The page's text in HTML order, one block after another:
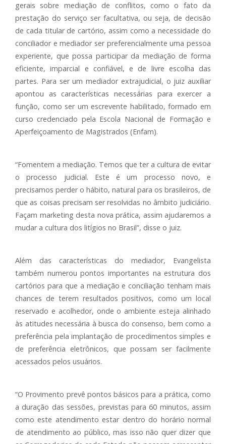
gerais sobre mediação de conflitos, como o fato da
prestação do serviço ser facultativa, ou seja, de decisão
de cada titular de cartório, assim como a necessidade do
conciliador e mediador ser preferencialmente uma pessoa
experiente, que possa participar da mediação de forma
eficiente, imparcial e confiável, e de livre escolha das
partes. Para ser um mediador extrajudicial, o juiz auxiliar
apontou as características necessárias para exercer a
função, como ser um escrevente habilitado, formado em
curso credenciado pela Escola Nacional de Formação e
Aperfeiçoamento de Magistrados (Enfam).
“Fomentem a mediação. Temos que ter a cultura de evitar
o processo judicial. Este é um processo novo, e
precisamos perder o hábito, natural para os brasileiros, de
que as coisas precisam ser resolvidas no âmbito judiciário.
Façam marketing desta nova prática, assim ajudaremos a
mudar a cultura dos litígios no Brasil”, disse o juiz.
Além das características do mediador, Evangelista
também numerou pontos importantes na estrutura dos
cartórios para que a mediação e conciliação tenham mais
chances de terem resultados positivos, como um local
reservado e acolhedor, onde o ambiente esteja alinhado
às atitudes necessária à busca do consenso, bem como a
preferência pela implantação de procedimentos simples e
de preferência eletrônicos, que possam ser facilmente
acessados pelos usuários.
“O Provimento prevê pontos básicos para a prática, como
a duração das sessões, previstas para 60 minutos, assim
como este atendimento estar dentro do horário normal
de atendimento ao público, mas isso não quer dizer que